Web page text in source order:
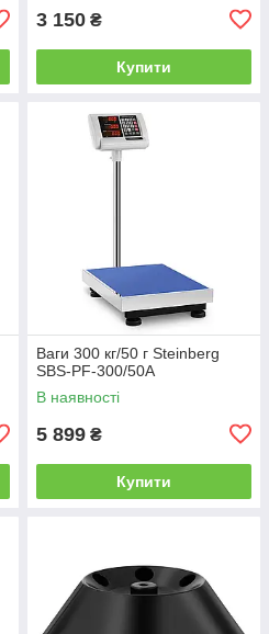
3 150 ₴
Купити
Ваги 300 кг/50 г Steinberg
SBS-PF-300/50A
В наявності
5 899 ₴
Купити